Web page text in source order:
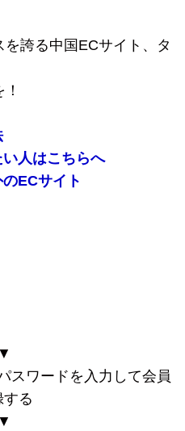
誇る中国ECサイト、タ
人はこちらへ
ECサイト
▼
スワードを入力して会員
する
▼